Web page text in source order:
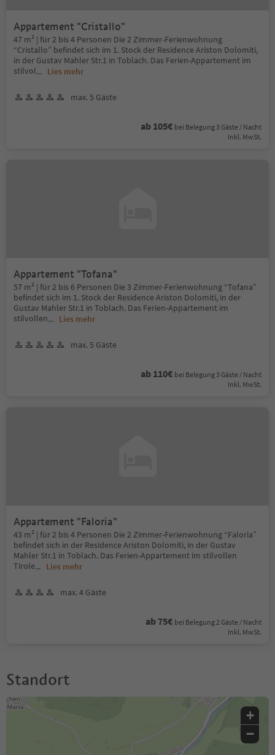
Appartement "Cristallo"
47 m² | für 2 bis 4 Personen Die 2 Zimmer-Ferienwohnung
“Cristallo” befindet sich im 1. Stock der Residence Ariston Dolomiti,
in der Gustav Mahler Str.1 in Toblach. Das Ferien-Appartement im
stilvol... Lies mehr
max. 5 Gäste
ab 105€ bei Belegung 3 Gäste / Nacht
Inkl. MwSt.
Appartement "Tofana"
57 m² | für 2 bis 6 Personen Die 3 Zimmer-Ferienwohnung “Tofana”
befindet sich im 1. Stock der Residence Ariston Dolomiti, in der
Gustav Mahler Str.1 in Toblach. Das Ferien-Appartement im
stilvollen... Lies mehr
max. 5 Gäste
ab 110€ bei Belegung 3 Gäste / Nacht
Inkl. MwSt.
Appartement "Faloria"
43 m² | für 2 bis 4 Personen Die 2 Zimmer-Ferienwohnung “Faloria”
befindet sich in der Residence Ariston Dolomiti, in der Gustav
Mahler Str.1 in Toblach. Das Ferien-Appartement im stilvollen
Tirole... Lies mehr
max. 4 Gäste
ab 75€ bei Belegung 2 Gäste / Nacht
Inkl. MwSt.
Standort
+
−